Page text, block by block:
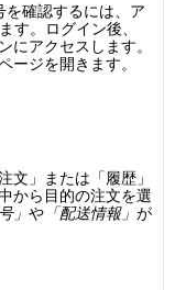
確認するには、ア
す。ログイン後、
にアクセスします。
ージを開きます。
文」または「履歴」
から目的の注文を選
」 や 「配送情報」 が